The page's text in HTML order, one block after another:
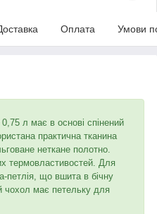
Оплата Умови
л має в основі спінений
практична тканина
неткане полотно.
термовластивостей. Для
петлія, що вшита в бічну
чохол має петельку для